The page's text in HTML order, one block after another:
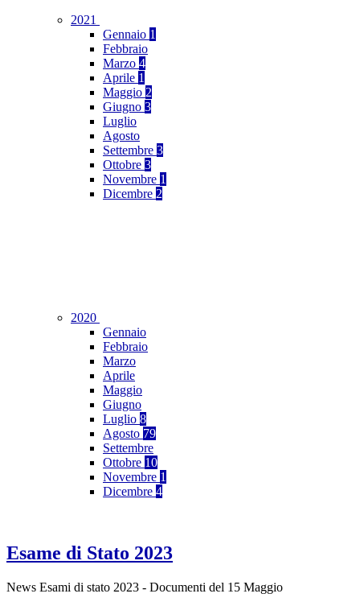
2021
Gennaio 1
Febbraio
Marzo 4
Aprile 1
Maggio 2
Giugno 3
Luglio
Agosto
Settembre 3
Ottobre 3
Novembre 1
Dicembre 2
2020
Gennaio
Febbraio
Marzo
Aprile
Maggio
Giugno
Luglio 8
Agosto 79
Settembre
Ottobre 10
Novembre 1
Dicembre 4
Esame di Stato 2023
News Esami di stato 2023 - Documenti del 15 Maggio